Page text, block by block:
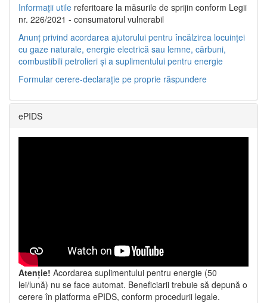
Informații utile referitoare la măsurile de sprijin conform Legii
nr. 226/2021 - consumatorul vulnerabil
Anunț privind acordarea ajutorului pentru încălzirea locuinței
cu gaze naturale, energie electrică sau lemne, cărbuni,
combustibili petrolieri și a suplimentului pentru energie
Formular cerere-declarație pe proprie răspundere
ePIDS
Atenție! Acordarea suplimentului pentru energie (50
lei/lună) nu se face automat. Beneficiarii trebuie să depună o
cerere în platforma ePIDS, conform procedurii legale.